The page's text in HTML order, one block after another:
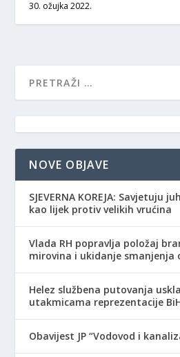
30. ožujka 2022.
NOVE OBJAVE
SJEVERNA KOREJA: Savjetuju
kao lijek protiv velikih vrućina
Vlada RH popravlja položaj
mirovina i ukidanje smanjenja
Helez službena putovanja
utakmicama reprezentacije
Obavijest JP “Vodovod i